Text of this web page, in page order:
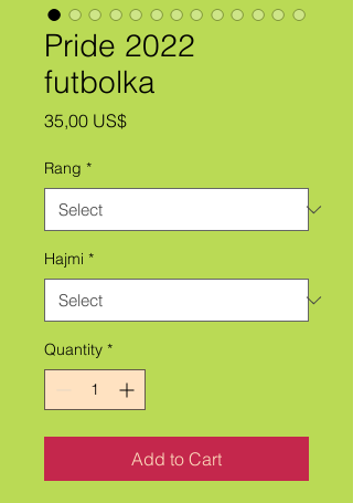
Pride 2022
futbolka
35,00 US$Price
Rang *
Hajmi *
Quantity *
Add to Cart